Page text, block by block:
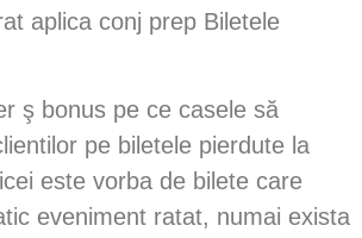
aplica conj prep Biletele
ş bonus pe ce casele să
pe biletele pierdute la
este vorba de bilete care
eveniment ratat, numai exista